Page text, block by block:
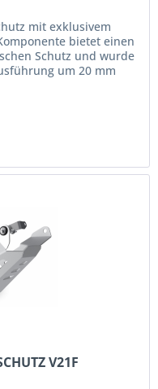
mit exklusivem
bietet einen
Schutz und wurde
um 20 mm
V21F